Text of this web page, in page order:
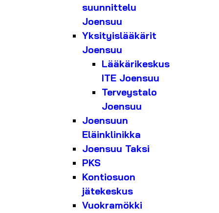
suunnittelu
Joensuu
Yksityislääkärit
Joensuu
Lääkärikeskus
ITE Joensuu
Terveystalo
Joensuu
Joensuun
Eläinklinikka
Joensuu Taksi
PKS
Kontiosuon
jätekeskus
Vuokramökki